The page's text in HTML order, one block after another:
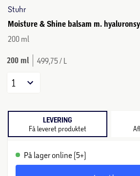
Stuhr
Moisture & Shine balsam m.
200 ml
200 ml 499,75 / L
1
LEVERING
Få leveret produktet
På lager online (5+)